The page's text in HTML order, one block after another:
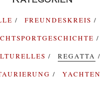
FREUNDESKREIS
REGATTA
YACHTEN